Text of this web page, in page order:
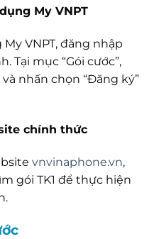
My VNPT
VNPT, đăng nhập
Tại mục “Gói cước”,
nhấn chọn “Đăng ký”
chính thức
vnvinaphone.vn,
gói TK1 để thực hiện